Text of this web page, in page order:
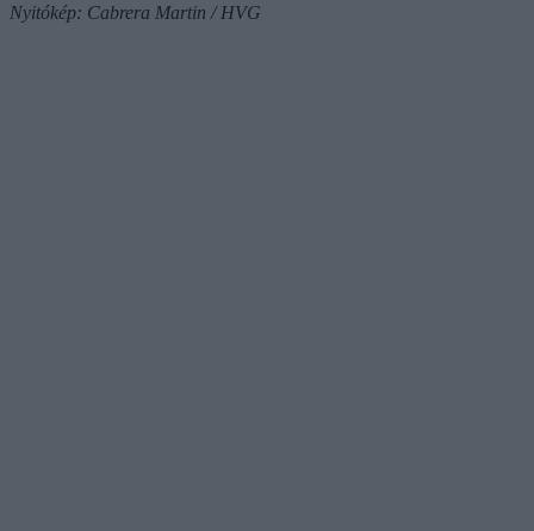
Nyitókép: Cabrera Martin / HVG